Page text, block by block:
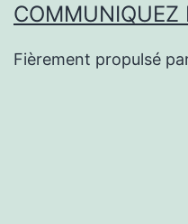
Fièrement propulsé